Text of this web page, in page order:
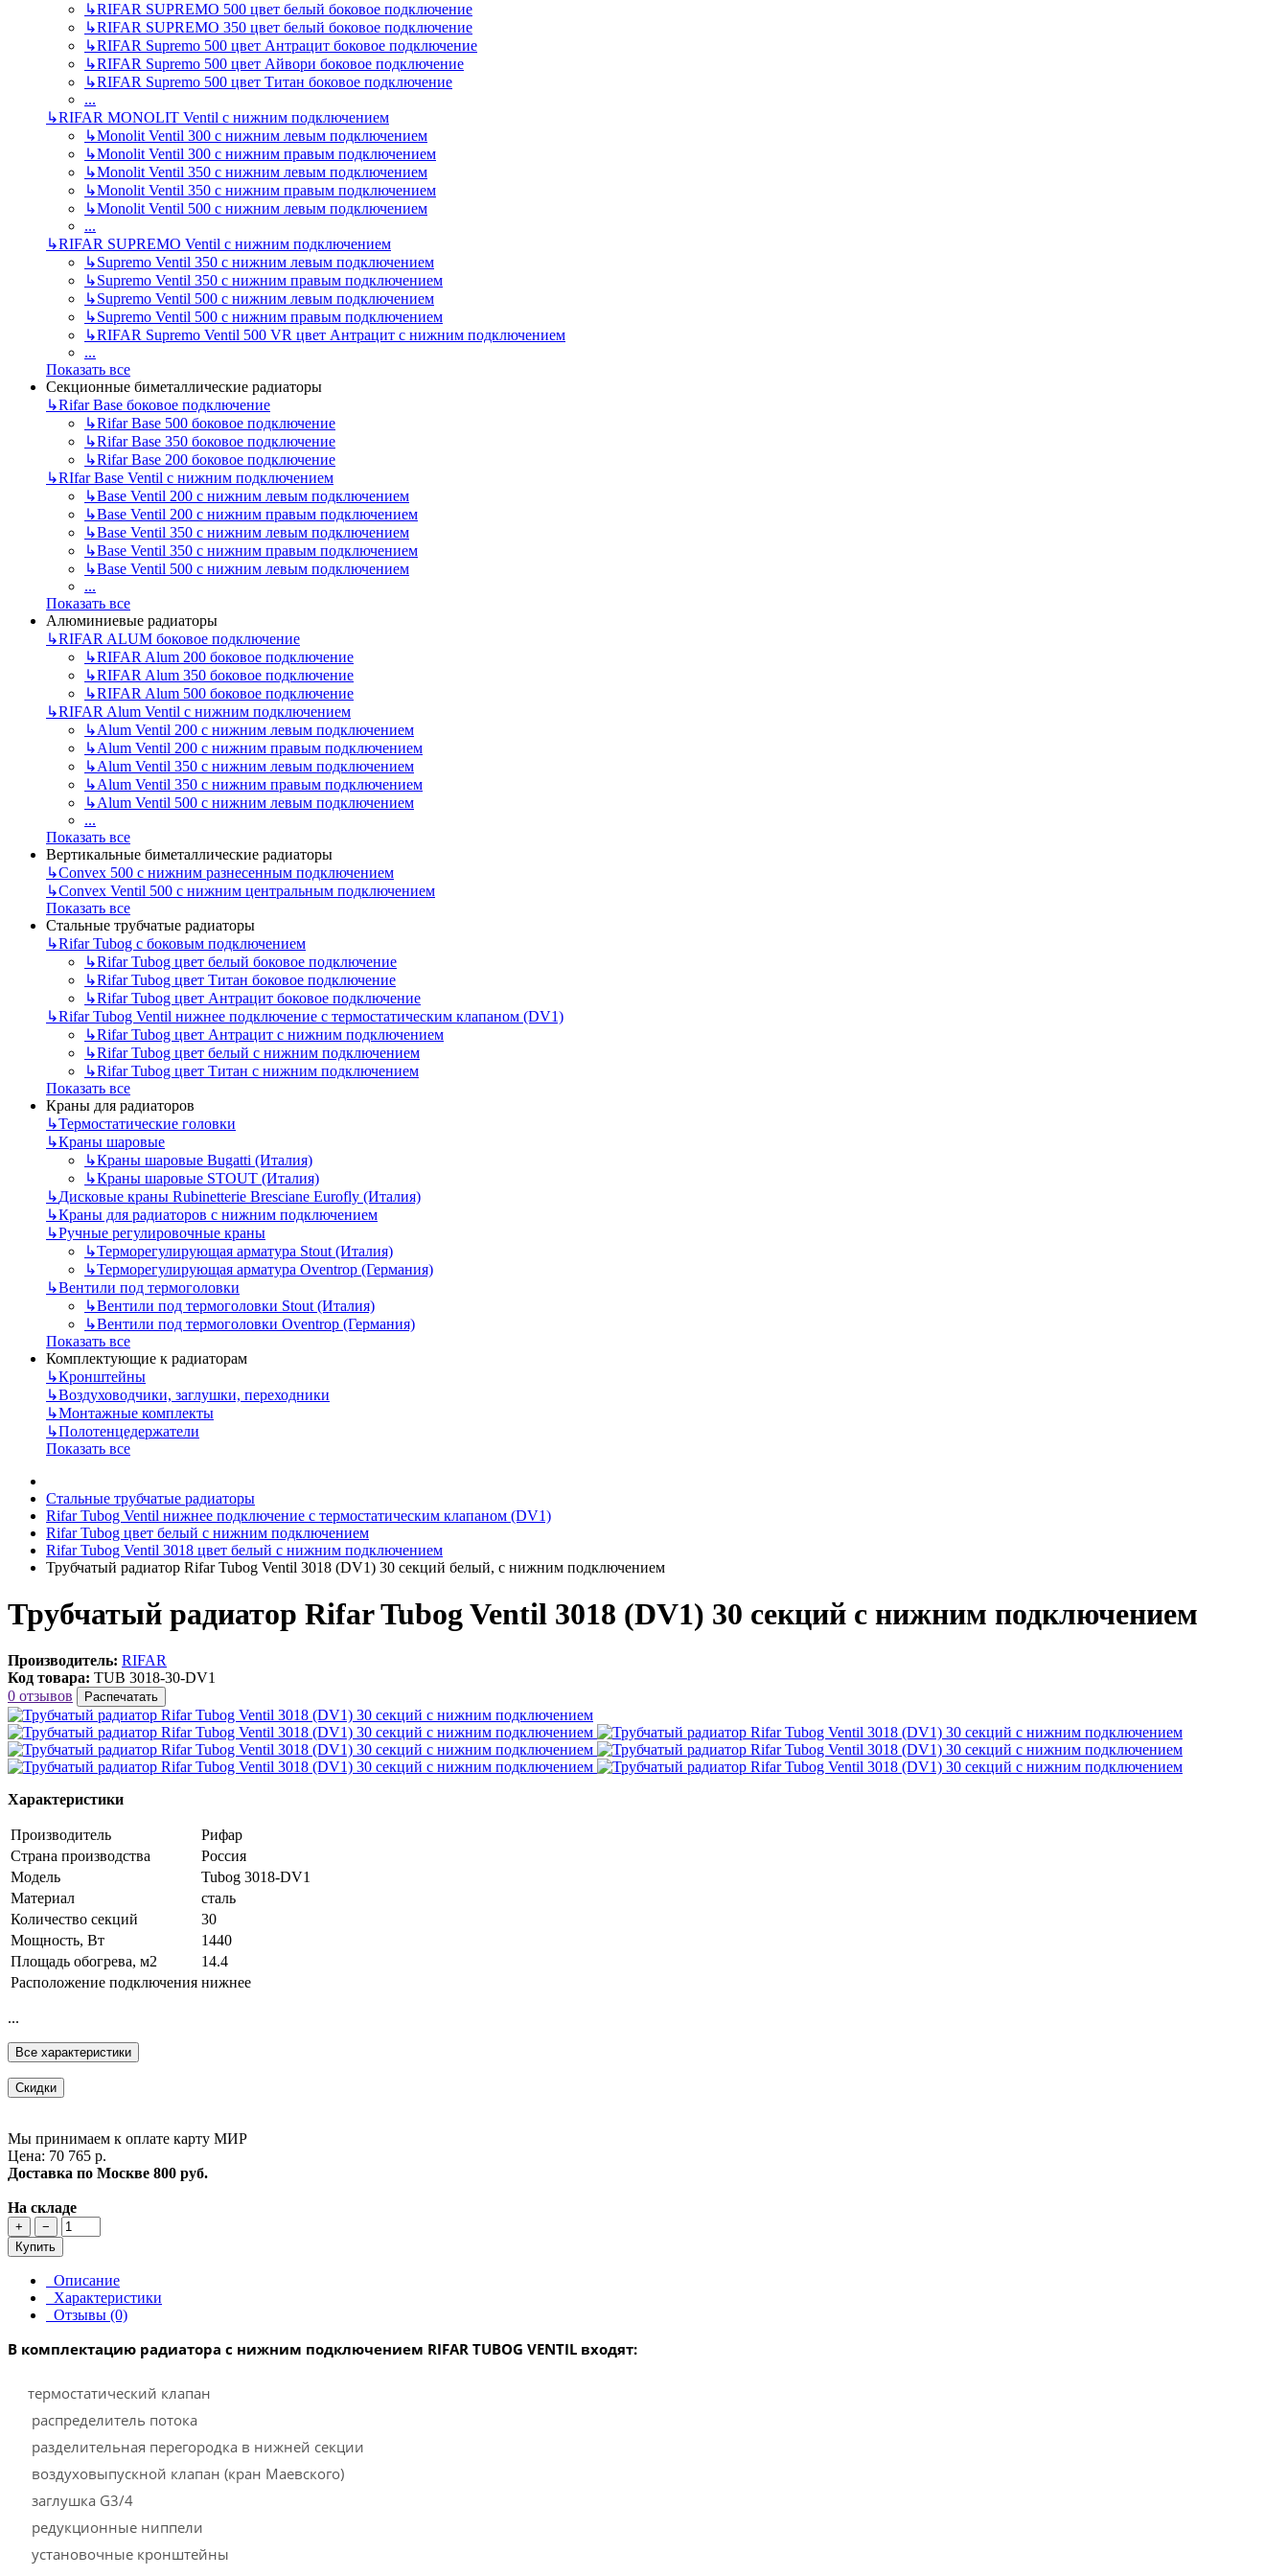
↳RIFAR SUPREMO 500 цвет белый боковое подключение
↳RIFAR SUPREMO 350 цвет белый боковое подключение
↳RIFAR Supremo 500 цвет Антрацит боковое подключение
↳RIFAR Supremo 500 цвет Айвори боковое подключение
↳RIFAR Supremo 500 цвет Титан боковое подключение
...
↳RIFAR MONOLIT Ventil с нижним подключением
↳Monolit Ventil 300 с нижним левым подключением
↳Monolit Ventil 300 с нижним правым подключением
↳Monolit Ventil 350 с нижним левым подключением
↳Monolit Ventil 350 с нижним правым подключением
↳Monolit Ventil 500 с нижним левым подключением
...
↳RIFAR SUPREMO Ventil с нижним подключением
↳Supremo Ventil 350 с нижним левым подключением
↳Supremo Ventil 350 с нижним правым подключением
↳Supremo Ventil 500 с нижним левым подключением
↳Supremo Ventil 500 с нижним правым подключением
↳RIFAR Supremo Ventil 500 VR цвет Антрацит с нижним подключением
...
Показать все
Секционные биметаллические радиаторы
↳Rifar Base боковое подключение
↳Rifar Base 500 боковое подключение
↳Rifar Base 350 боковое подключение
↳Rifar Base 200 боковое подключение
↳RIfar Base Ventil с нижним подключением
↳Base Ventil 200 с нижним левым подключением
↳Base Ventil 200 с нижним правым подключением
↳Base Ventil 350 с нижним левым подключением
↳Base Ventil 350 с нижним правым подключением
↳Base Ventil 500 с нижним левым подключением
...
Показать все
Алюминиевые радиаторы
↳RIFAR ALUM боковое подключение
↳RIFAR Alum 200 боковое подключение
↳RIFAR Alum 350 боковое подключение
↳RIFAR Alum 500 боковое подключение
↳RIFAR Alum Ventil с нижним подключением
↳Alum Ventil 200 с нижним левым подключением
↳Alum Ventil 200 с нижним правым подключением
↳Alum Ventil 350 с нижним левым подключением
↳Alum Ventil 350 с нижним правым подключением
↳Alum Ventil 500 с нижним левым подключением
...
Показать все
Вертикальные биметаллические радиаторы
↳Convex 500 с нижним разнесенным подключением
↳Convex Ventil 500 с нижним центральным подключением
Показать все
Стальные трубчатые радиаторы
↳Rifar Tubog с боковым подключением
↳Rifar Tubog цвет белый боковое подключение
↳Rifar Tubog цвет Титан боковое подключение
↳Rifar Tubog цвет Антрацит боковое подключение
↳Rifar Tubog Ventil нижнее подключение с термостатическим клапаном (DV1)
↳Rifar Tubog цвет Антрацит с нижним подключением
↳Rifar Tubog цвет белый с нижним подключением
↳Rifar Tubog цвет Титан с нижним подключением
Показать все
Краны для радиаторов
↳Термостатические головки
↳Краны шаровые
↳Краны шаровые Bugatti (Италия)
↳Краны шаровые STOUT (Италия)
↳Дисковые краны Rubinetterie Bresciane Eurofly (Италия)
↳Краны для радиаторов с нижним подключением
↳Ручные регулировочные краны
↳Терморегулирующая арматура Stout (Италия)
↳Терморегулирующая арматура Oventrop (Германия)
↳Вентили под термоголовки
↳Вентили под термоголовки Stout (Италия)
↳Вентили под термоголовки Oventrop (Германия)
Показать все
Комплектующие к радиаторам
↳Кронштейны
↳Воздуховодчики, заглушки, переходники
↳Монтажные комплекты
↳Полотенцедержатели
Показать все
Стальные трубчатые радиаторы
Rifar Tubog Ventil нижнее подключение с термостатическим клапаном (DV1)
Rifar Tubog цвет белый с нижним подключением
Rifar Tubog Ventil 3018 цвет белый с нижним подключением
Трубчатый радиатор Rifar Tubog Ventil 3018 (DV1) 30 секций белый, с нижним подключением
Трубчатый радиатор Rifar Tubog Ventil 3018 (DV1) 30 секций с нижним подключением
Производитель: RIFAR
Код товара: TUB 3018-30-DV1
0 отзывов
Распечатать
Характеристики
Производитель
Рифар
Страна производства
Россия
Модель
Tubog 3018-DV1
Материал
сталь
Количество секций
30
Мощность, Вт
1440
Площадь обогрева, м2
14.4
Расположение подключения нижнее
...
Все характеристики
Скидки
Мы принимаем к оплате карту МИР
Цена: 70 765 р.
Доставка по Москве 800 руб.
На складе
+
−
Купить
Описание
Характеристики
Отзывы (0)
В комплектацию радиатора с нижним подключением RIFAR TUBOG VENTIL входят:
термостатический клапан
распределитель потока
разделительная перегородка в нижней секции
воздуховыпускной клапан (кран Маевского)
заглушка G3/4
редукционные ниппели
установочные кронштейны